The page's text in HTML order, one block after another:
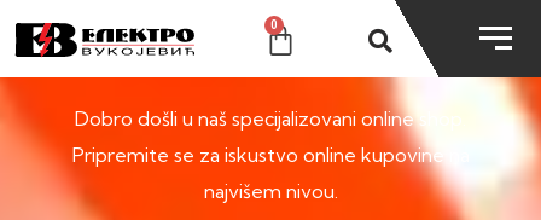
0
SHOP
Dobro došli u naš specijalizovani online shop.
Pripremite se za iskustvo online kupovine na
najvišem nivou.